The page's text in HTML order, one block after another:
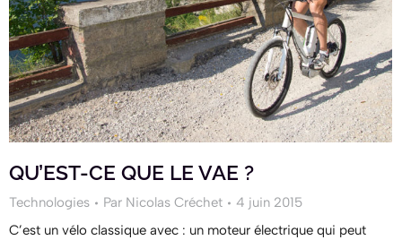
QU’EST-CE QUE LE VAE ?
Technologies Par Nicolas Créchet
4 juin 2015
C’est un vélo classique avec : un moteur électrique qui peut